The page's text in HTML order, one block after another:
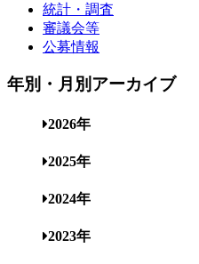
統計・調査
審議会等
公募情報
年別・月別アーカイブ
2026年
2025年
2024年
2023年